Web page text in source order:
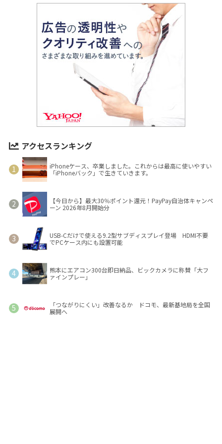
アクセスランキング
iPhoneケース、卒業しました。これからは最高に使いやすい
「iPhoneバック」で生きていきます。
【今日から】最大30％ポイント還元！PayPay自治体キャンペ
ーン 2026年8月開始分
USB-Cだけで使える9.2型サブディスプレイ登場 HDMI不要
でPCケース内にも設置可能
熊本にエアコン300台即日納品、ビックカメラに称賛「大フ
ァインプレー」
「つながりにくい」改善なるか ドコモ、最新基地局を全国
展開へ